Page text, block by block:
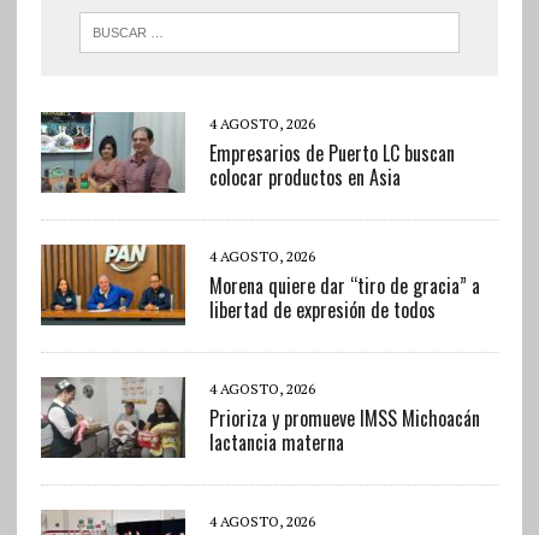
4 AGOSTO, 2026
Empresarios de Puerto LC buscan
colocar productos en Asia
4 AGOSTO, 2026
Morena quiere dar “tiro de gracia” a
libertad de expresión de todos
4 AGOSTO, 2026
Prioriza y promueve IMSS Michoacán
lactancia materna
4 AGOSTO, 2026